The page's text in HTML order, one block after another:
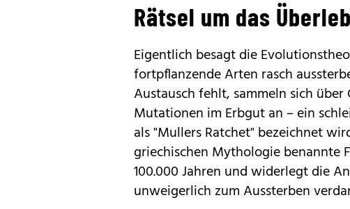
Rätsel um das
Eigentlich besagt die
fortpflanzende Arten rasch
Austausch fehlt, sammeln sich
Mutationen im Erbgut an – ein
als "Mullers Ratchet" bezeichnet
griechischen Mythologie benannte
100.000 Jahren und widerlegt die
unweigerlich zum Aussterben